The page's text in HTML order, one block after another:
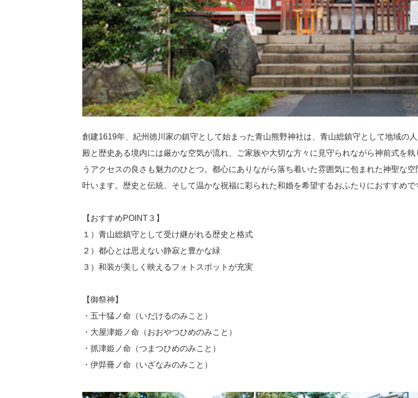
創建1619年、紀州徳川家の鎮守として始まった青山熊野神社は、青山総鎮守として地域の
殿と歴史ある境内には厳かな空気が流れ、ご家族や大切な方々に見守られながら神前式を
うアクセスの良さも魅力のひとつ。都心にありながら落ち着いた雰囲気に包まれた神聖な
叶います。歴史と伝統、そして温かな祝福に彩られた和婚を希望するおふたりにおすすめで
【おすすめPOINT３】
１）青山総鎮守として受け継がれる歴史と格式
２）都心とは思えない静寂と豊かな緑
３）和装が美しく映えるフォトスポットが充実
【御祭神】
・五十猛ノ命（いだけるのみこと）
・大屋津姫ノ命（おおやつひめのみこと）
・抓津姫ノ命（つまつひめのみこと）
・伊弉冊ノ命（いざなみのみこと）